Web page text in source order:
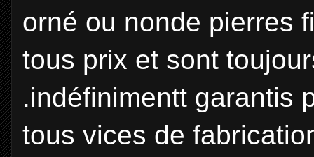
orné ou nonde pierres
tous prix et sont
.indéfinimentt garantis
tous vices de